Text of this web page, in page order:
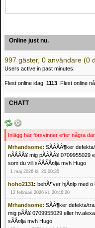
Online just nu.
997 gäster, 0 användare (0
Users active in past minutes:
Flest online idag: 1113 . Flest online
CHATT
Inlägg här försvinner efter några dar.
Mrhandsome: SÃÂÃÂ¶ker
nÃÂÃÂ¥ mig pÃÂÃÂ¥
som du vill sÃÂÃÂ¤lja mvh Hugo
1 maj 2026 kl. 20:00:35
hoho2131: behÃ¶ver hjÃ¤lp med
12 februari 2026 kl. 20:46:20
Mrhandsome: SÃÂ¶ker defekta/
mig pÃÂ¥ 0709955029 eller
sÃÂ¤lja mvh Hugo